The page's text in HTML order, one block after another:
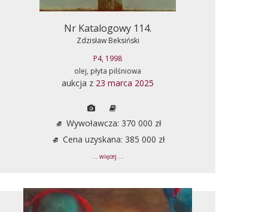
Nr Katalogowy 114.
Zdzisław Beksiński
P4, 1998
olej, płyta pilśniowa
aukcja z 23 marca 2025
Wywoławcza: 370 000 zł
Cena uzyskana: 385 000 zł
... więcej ...